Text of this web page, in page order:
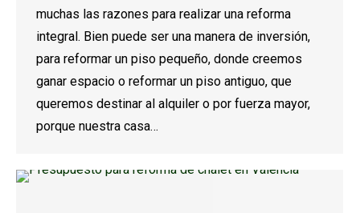
muchas las razones para realizar una reforma
integral. Bien puede ser una manera de inversión,
para reformar un piso pequeño, donde creemos
ganar espacio o reformar un piso antiguo, que
queremos destinar al alquiler o por fuerza mayor,
porque nuestra casa…